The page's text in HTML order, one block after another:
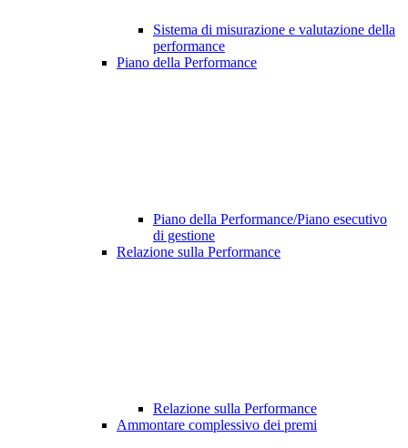
Sistema di misurazione e valutazione della
performance
Piano della Performance
Piano della Performance/Piano esecutivo
di gestione
Relazione sulla Performance
Relazione sulla Performance
Ammontare complessivo dei premi